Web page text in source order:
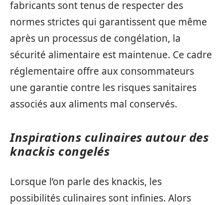
fabricants sont tenus de respecter des
normes strictes qui garantissent que même
après un processus de congélation, la
sécurité alimentaire est maintenue. Ce cadre
réglementaire offre aux consommateurs
une garantie contre les risques sanitaires
associés aux aliments mal conservés.
Inspirations culinaires autour des
knackis congelés
Lorsque l’on parle des knackis, les
possibilités culinaires sont infinies. Alors